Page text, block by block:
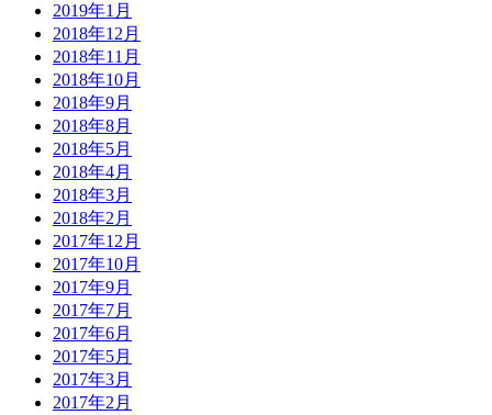
2019年1月
2018年12月
2018年11月
2018年10月
2018年9月
2018年8月
2018年5月
2018年4月
2018年3月
2018年2月
2017年12月
2017年10月
2017年9月
2017年7月
2017年6月
2017年5月
2017年3月
2017年2月